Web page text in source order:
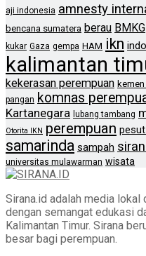
aji indonesia amnesty
bencana sumatera berau BMKG
kukar Gaza gempa HAM ikn
kalimantan
kekerasan perempuan
pangan komnas
Kartanegara lubang tambang
Otorita IKN perempuan
samarinda sampah
universitas mulawarman wisata
Sirana.id adalah media lokal
dengan semangat edukasi
Kalimantan Timur. Sirana
besar bagi perempuan.